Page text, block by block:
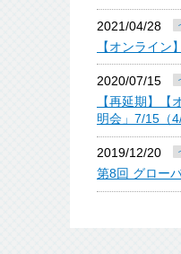
2021/04/28
【オンライ
2020/07/15
【再延期】
明会」7/15（
2019/12/20
第8回 グロー